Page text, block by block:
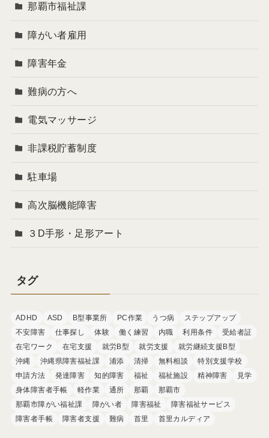
那覇市福祉課
障がい者雇用
障害年金
難病の方へ
電気マッサージ
非課税貯蓄制度
駐車場
高次脳機能障害
３D手形・足形アート
タグ
ADHD ASD B型事業所 PC作業 うつ病
ステップアップ
不安障害
仕事探し 体験 働く練習 内職 利用条件
受給者証
在宅ワーク
在宅支援 就労B型 就労支援
就労継続支援B型
沖縄
沖縄県障害福祉課 浦添 清掃 無料相談
特別支援学校
申請方法
発達障害 知的障害 福祉 福祉施設 精神障害
見学
身体障害者手帳
軽作業 通所 那覇
那覇市
那覇市障がい福祉課
障がい者 障害福祉
障害福祉サービス
障害者手帳
障害者支援 難病 首里 首里カルディア